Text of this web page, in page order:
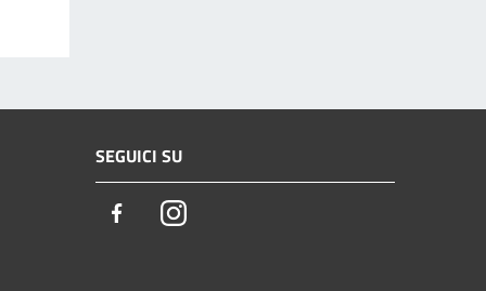
SEGUICI SU
FacebookInstagram